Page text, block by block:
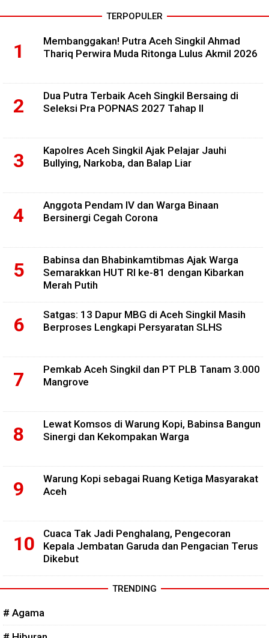
TERPOPULER
Membanggakan! Putra Aceh Singkil Ahmad
Thariq Perwira Muda Ritonga Lulus Akmil 2026
Dua Putra Terbaik Aceh Singkil Bersaing di
Seleksi Pra POPNAS 2027 Tahap II
Kapolres Aceh Singkil Ajak Pelajar Jauhi
Bullying, Narkoba, dan Balap Liar
Anggota Pendam IV dan Warga Binaan
Bersinergi Cegah Corona
Babinsa dan Bhabinkamtibmas Ajak Warga
Semarakkan HUT RI ke-81 dengan Kibarkan
Merah Putih
Satgas: 13 Dapur MBG di Aceh Singkil Masih
Berproses Lengkapi Persyaratan SLHS
Pemkab Aceh Singkil dan PT PLB Tanam 3.000
Mangrove
Lewat Komsos di Warung Kopi, Babinsa Bangun
Sinergi dan Kekompakan Warga
Warung Kopi sebagai Ruang Ketiga Masyarakat
Aceh
Cuaca Tak Jadi Penghalang, Pengecoran
Kepala Jembatan Garuda dan Pengacian Terus
Dikebut
TRENDING
# Agama